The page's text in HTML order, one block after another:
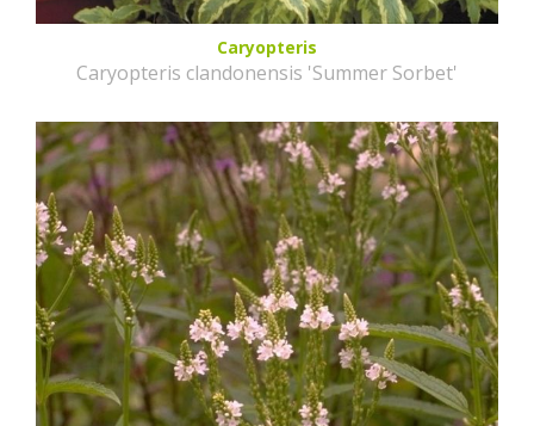
Caryopteris
Caryopteris clandonensis 'Summer Sorbet'